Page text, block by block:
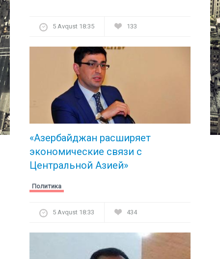
5 Avqust 18:35 133
«Азербайджан расширяет
экономические связи с
Центральной Азией»
Политика
5 Avqust 18:33 434